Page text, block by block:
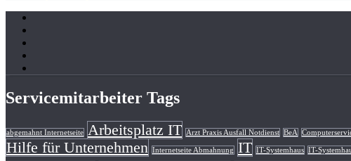
Servicemitarbeiter Tags
abgemahnt Internetseite Arbeitsplatz IT Arzt Praxis Ausfall Notdienst BeA
Hilfe für Unternehmen Internetseite Abmahnung IT IT-Systemhaus IT-